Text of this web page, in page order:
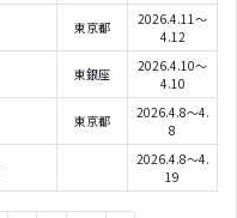
東京都
2026.4.11～
4.12
東銀座
2026.4.10～
4.10
東京都
2026.4.8～4.
8
2026.4.8～4.
19